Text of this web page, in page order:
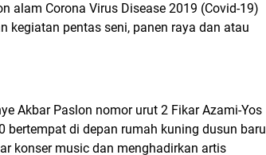
alam Corona Virus Disease 2019 (Covid-19)
kegiatan pentas seni, panen raya dan atau
Akbar Paslon nomor urut 2 Fikar Azami-Yos
bertempat di depan rumah kuning dusun baru
konser music dan menghadirkan artis